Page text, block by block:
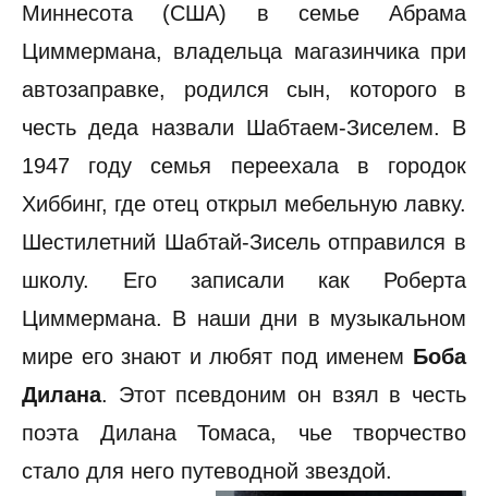
Миннесота (США) в семье Абрама
Циммермана, владельца магазинчика при
автозаправке, родился сын, которого в
честь деда назвали Шабтаем-Зиселем. В
1947 году семья переехала в городок
Хиббинг, где отец открыл мебельную лавку.
Шестилетний Шабтай-Зисель отправился в
школу. Его записали как Роберта
Циммермана. В наши дни в музыкальном
мире его знают и любят под именем Боба
Дилана. Этот псевдоним он взял в честь
поэта Дилана Томаса, чье творчество
стало для него путеводной звездой.